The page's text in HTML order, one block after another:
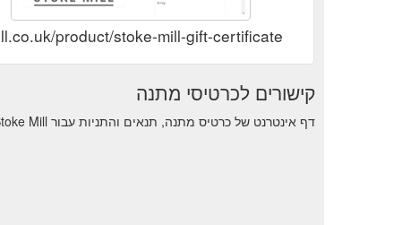
product/stoke-mill-gift-certificate/
קישורים לכרטיסי מתנה
דף אינטרנט של כרטיס מתנה, תנאים והתניות עבור Stoke Mill.